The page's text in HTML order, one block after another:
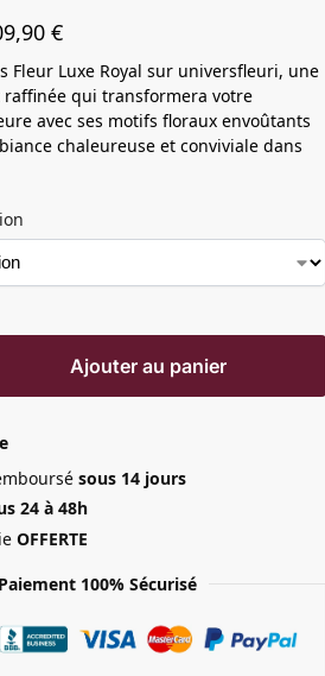
€
Fleur Luxe Royal sur universfleuri, une
raffinée qui transformera votre
avec ses motifs floraux envoûtants
chaleureuse et conviviale dans
Ajouter au panier
sous 14 jours
24 à 48h
OFFERTE
Paiement 100% Sécurisé